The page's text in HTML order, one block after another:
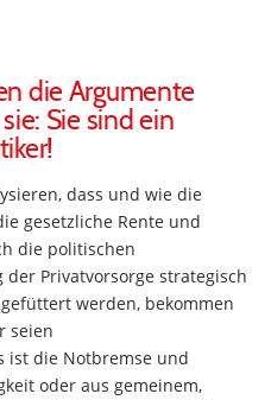
die Argumente
Sie sind ein
dass und wie die
gesetzliche Rente und
die politischen
Privatvorsorge strategisch
werden, bekommen
seien
ist die Notbremse und
oder aus gemeinem,